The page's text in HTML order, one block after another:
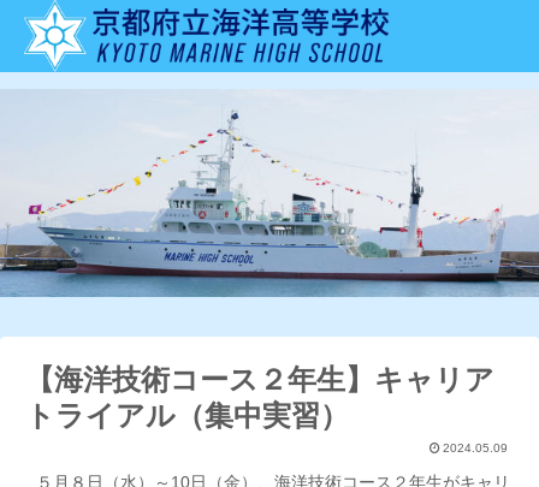
【海洋技術コース２年生】キャリア
トライアル（集中実習）
2024.05.09
５月８日（水）～10日（金）、海洋技術コース２年生がキャリ